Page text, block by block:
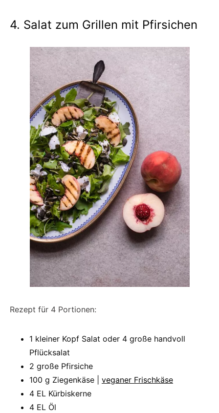
4. Salat zum Grillen mit Pfirsichen
Rezept für 4 Portionen:
1 kleiner Kopf Salat oder 4 große handvoll
Pflücksalat
2 große Pfirsiche
100 g Ziegenkäse | veganer Frischkäse
4 EL Kürbiskerne
4 EL Öl